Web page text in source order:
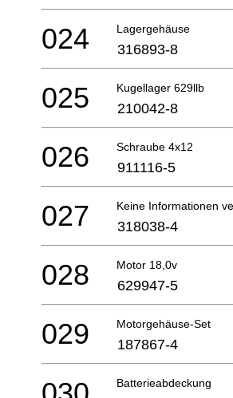
Lagergehäuse
024 316893-8
Kugellager 629llb
025 210042-8
Schraube 4x12
026 911116-5
Keine Informationen
027 318038-4
Motor 18,0v
028 629947-5
Motorgehäuse-Set
029 187867-4
Batterieabdeckung